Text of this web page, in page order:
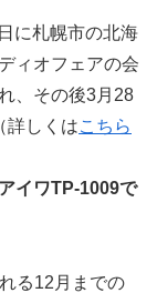
に札幌市の北海
ィオフェアの会
、その後3月28
詳しくはこちら
イワTP-1009で
る12月までの